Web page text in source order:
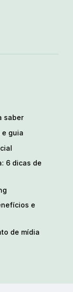
saber
e guia
6 dicas de
e
de mídia